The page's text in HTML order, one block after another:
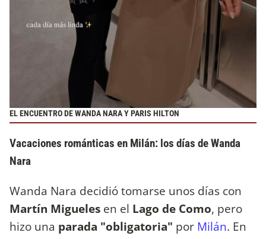
EL ENCUENTRO DE WANDA NARA Y PARIS HILTON
Vacaciones románticas en Milán: los días de Wanda
Nara
Wanda Nara decidió tomarse unos días con
Martín Migueles en el Lago de Como, pero
hizo una parada "obligatoria" por Milán. En